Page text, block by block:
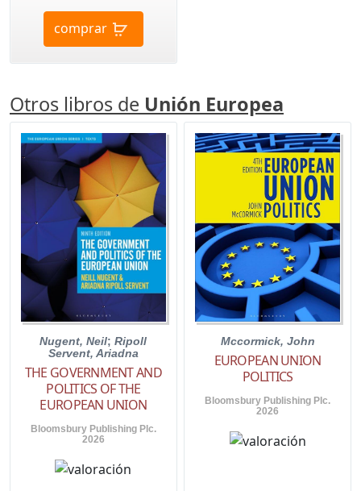
comprar
Otros libros de Unión Europea
Nugent, Neil;Ripoll
Servent, Ariadna
THE GOVERNMENT AND
POLITICS OF THE
EUROPEAN UNION
Bloomsbury Publishing Plc.
2026
Mccormick, John
EUROPEAN UNION
POLITICS
Bloomsbury Publishing Plc.
2026